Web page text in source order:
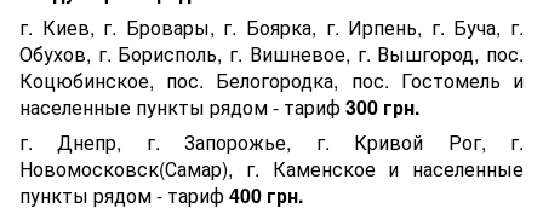
г. Киев, г. Бровары, г. Боярка, г. Ирпень, г. Буча, г.
Обухов, г. Борисполь, г. Вишневое, г. Вышгород, пос.
Коцюбинское, пос. Белогородка, пос. Гостомель и
населенные пункты рядом - тариф300 грн.
г. Днепр, г. Запорожье, г. Кривой Рог, г.
Новомосковск(Самар), г. Каменское и населенные
пункты рядом - тариф400 грн.